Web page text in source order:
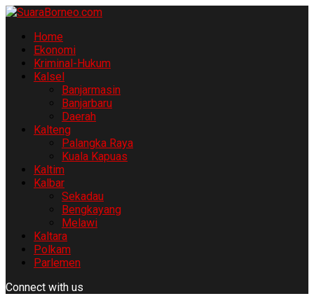
Home
Ekonomi
Kriminal-Hukum
Kalsel
Banjarmasin
Banjarbaru
Daerah
Kalteng
Palangka Raya
Kuala Kapuas
Kaltim
Kalbar
Sekadau
Bengkayang
Melawi
Kaltara
Polkam
Parlemen
Connect with us